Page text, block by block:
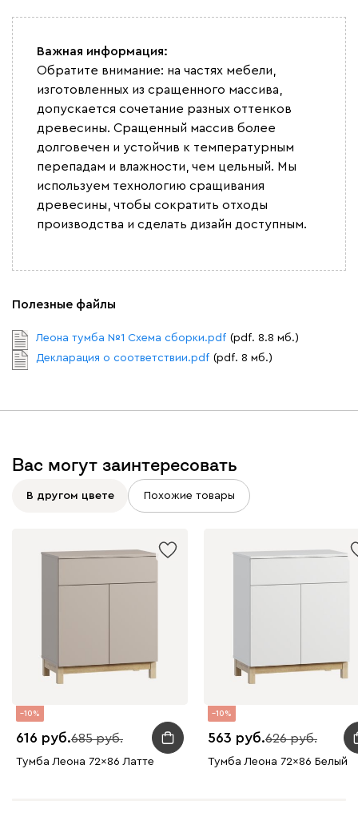
Важная информация:
Обратите внимание: на частях мебели,
изготовленных из сращенного массива,
допускается сочетание разных оттенков
древесины. Сращенный массив более
долговечен и устойчив к температурным
перепадам и влажности, чем цельный. Мы
используем технологию сращивания
древесины, чтобы сократить отходы
производства и сделать дизайн доступным.
Полезные файлы
Леона тумба №1 Схема сборки.pdf (pdf. 8.8 мб.)
Декларация о соответствии.pdf (pdf. 8 мб.)
Вас могут заинтересовать
В другом цвете Похожие товары
10
616 685
Тумба Леона 72x86 Латте
10
563 626
Тумба Леона 72x86 Белый